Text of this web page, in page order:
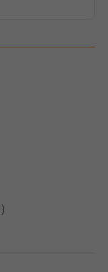
自分の色を出し